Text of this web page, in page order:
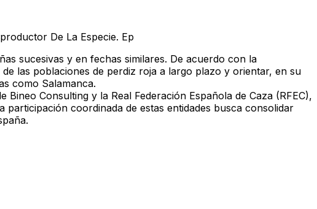
De La Especie. Ep
sucesivas y en fechas similares. De acuerdo con la
las poblaciones de perdiz roja a largo plazo y orientar, en su
como Salamanca.
Bineo Consulting y la Real Federación Española de Caza (RFEC),
coordinada de estas entidades busca consolidar